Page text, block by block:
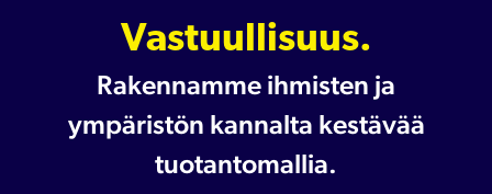
Vastuullisuus.
Rakennamme ihmisten ja
ympäristön kannalta kestävää
tuotantomallia.